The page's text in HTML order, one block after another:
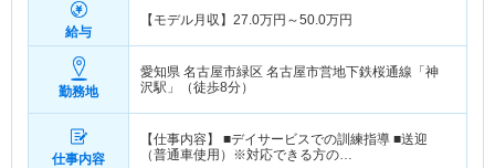
給与
【モデル月収】 27.0万円～50.0万円
勤務地
愛知県 名古屋市緑区 名古屋市営地下鉄桜通線「神
沢駅」（徒歩8分）
仕事内容
【仕事内容】 ■デイサービスでの訓練指導 ■送迎
（普通車使用）※対応できる方の…